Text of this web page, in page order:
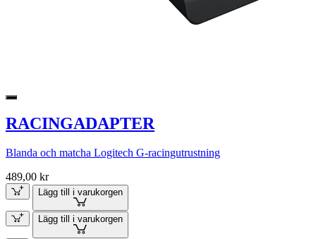
RACINGADAPTER
Blanda och matcha Logitech G-racingutrustning
489,00 kr
Lägg till i varukorgen
Lägg till i varukorgen